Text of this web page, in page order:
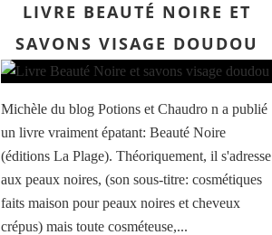
LIVRE BEAUTÉ NOIRE ET
SAVONS VISAGE DOUDOU
Michèle du blog Potions et Chaudro n a publié
un livre vraiment épatant: Beauté Noire
(éditions La Plage). Théoriquement, il s'adresse
aux peaux noires, (son sous-titre: cosmétiques
faits maison pour peaux noires et cheveux
crépus) mais toute cosméteuse,...